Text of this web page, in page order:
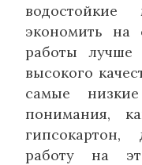
экономить на
работы лучше
высокого
самые
понимания,
работу на